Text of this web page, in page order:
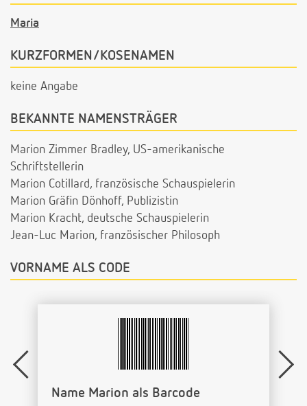
Maria
KURZFORMEN/KOSENAMEN
keine Angabe
BEKANNTE NAMENSTRÄGER
Marion Zimmer Bradley, US-amerikanische
Schriftstellerin
Marion Cotillard, französische Schauspielerin
Marion Gräfin Dönhoff, Publizistin
Marion Kracht, deutsche Schauspielerin
Jean-Luc Marion, französischer Philosoph
VORNAME ALS CODE
Name Marion als Barcode